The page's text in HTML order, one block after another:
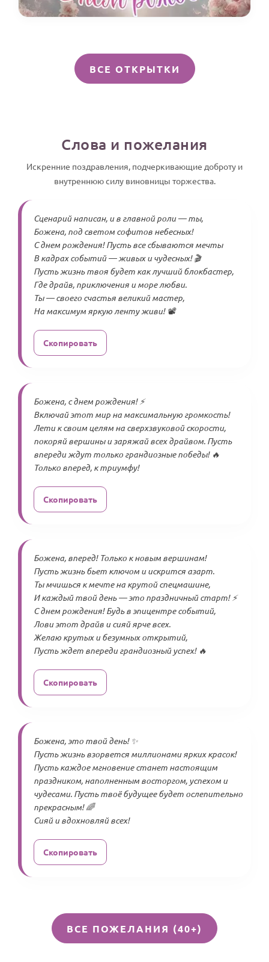
ВСЕ ОТКРЫТКИ
Слова и пожелания
Искренние поздравления, подчеркивающие доброту и
внутреннюю силу виновницы торжества.
Сценарий написан, и в главной роли — ты,
Божена, под светом софитов небесных!
С днем рождения! Пусть все сбываются мечты
В кадрах событий — живых и чудесных! 🎬
Пусть жизнь твоя будет как лучший блокбастер,
Где драйв, приключения и море любви.
Ты — своего счастья великий мастер,
На максимум яркую ленту живи! 📽️
Скопировать
Божена, с днем рождения! ⚡
Включай этот мир на максимальную громкость!
Лети к своим целям на сверхзвуковой скорости,
покоряй вершины и заряжай всех драйвом. Пусть
впереди ждут только грандиозные победы! 🔥
Только вперед, к триумфу!
Скопировать
Божена, вперед! Только к новым вершинам!
Пусть жизнь бьет ключом и искрится азарт.
Ты мчишься к мечте на крутой спецмашине,
И каждый твой день — это праздничный старт! ⚡
С днем рождения! Будь в эпицентре событий,
Лови этот драйв и сияй ярче всех.
Желаю крутых и безумных открытий,
Пусть ждет впереди грандиозный успех! 🔥
Скопировать
Божена, это твой день! ✨
Пусть жизнь взорвется миллионами ярких красок!
Пусть каждое мгновение станет настоящим
праздником, наполненным восторгом, успехом и
чудесами. Пусть твоё будущее будет ослепительно
прекрасным! 🌈
Сияй и вдохновляй всех!
Скопировать
ВСЕ ПОЖЕЛАНИЯ (40+)